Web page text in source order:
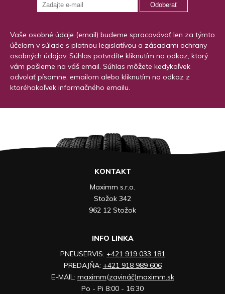
Odoberať
Vaše osobné údaje (email) budeme spracovávať len za týmto
účelom v súlade s platnou legislatívou a zásadami ochrany
osobných údajov. Súhlas potvrdíte kliknutím na odkaz, ktorý
vám pošleme na váš email. Súhlas môžete kedykoľvek
odvolať písomne, emailom alebo kliknutím na odkaz z
ktoréhokoľvek informačného emailu.
KONTAKT
Maximm s.r.o.
Stožok 342
962 12 Stožok
INFO LINKA
PNEUSERVIS: +421 919 033 181
PREDAJŇA: +421 918 989 606
E-MAIL: maximm(zavináč)maximm.sk
Po - Pi 8:00 - 16:30